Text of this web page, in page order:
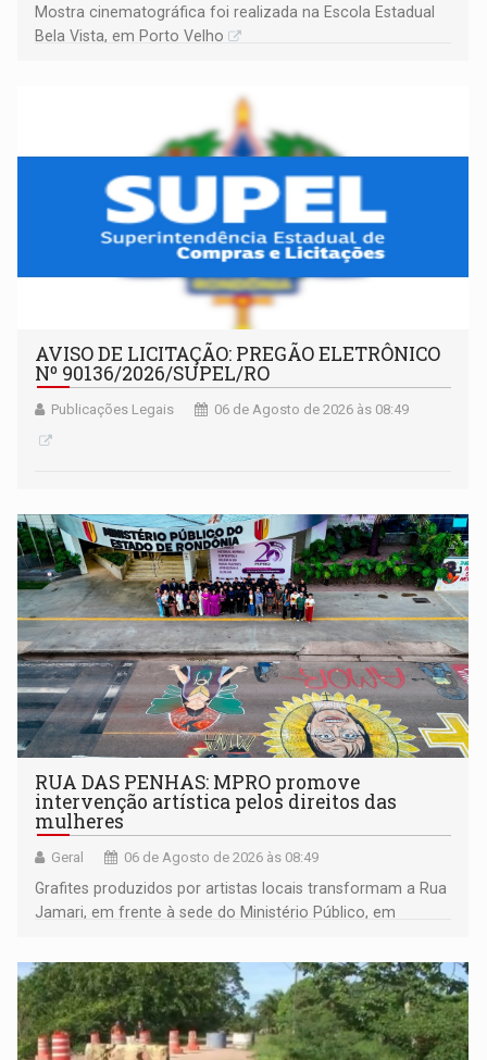
Mostra cinematográfica foi realizada na Escola Estadual
Bela Vista, em Porto Velho
AVISO DE LICITAÇÃO: PREGÃO ELETRÔNICO
Nº 90136/2026/SUPEL/RO
Publicações Legais 06 de Agosto de 2026 às 08:49
RUA DAS PENHAS: MPRO promove
intervenção artística pelos direitos das
mulheres
Geral 06 de Agosto de 2026 às 08:49
Grafites produzidos por artistas locais transformam a Rua
Jamari, em frente à sede do Ministério Público, em
da Penha e o enfrentamento à violência